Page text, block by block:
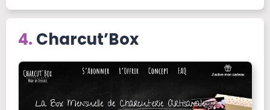
Charcut’Box